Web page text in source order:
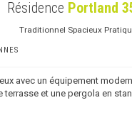
Résidence Portland
avec un équipement
terrasse et une pergola en